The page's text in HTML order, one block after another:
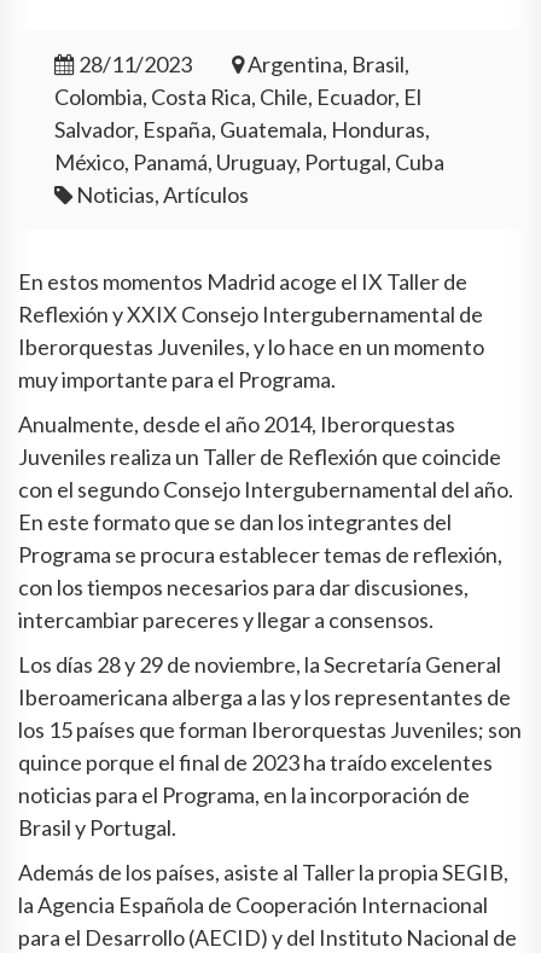
28/11/2023
Argentina, Brasil,
Colombia, Costa Rica, Chile, Ecuador, El
Salvador, España, Guatemala, Honduras,
México, Panamá, Uruguay, Portugal, Cuba
Noticias, Artículos
En estos momentos Madrid acoge el IX Taller de
Reflexión y XXIX Consejo Intergubernamental de
Iberorquestas Juveniles, y lo hace en un momento
muy importante para el Programa.
Anualmente, desde el año 2014, Iberorquestas
Juveniles realiza un Taller de Reflexión que coincide
con el segundo Consejo Intergubernamental del año.
En este formato que se dan los integrantes del
Programa se procura establecer temas de reflexión,
con los tiempos necesarios para dar discusiones,
intercambiar pareceres y llegar a consensos.
Los días 28 y 29 de noviembre, la Secretaría General
Iberoamericana alberga a las y los representantes de
los 15 países que forman Iberorquestas Juveniles; son
quince porque el final de 2023 ha traído excelentes
noticias para el Programa, en la incorporación de
Brasil y Portugal.
Además de los países, asiste al Taller la propia SEGIB,
la Agencia Española de Cooperación Internacional
para el Desarrollo (AECID) y del Instituto Nacional de